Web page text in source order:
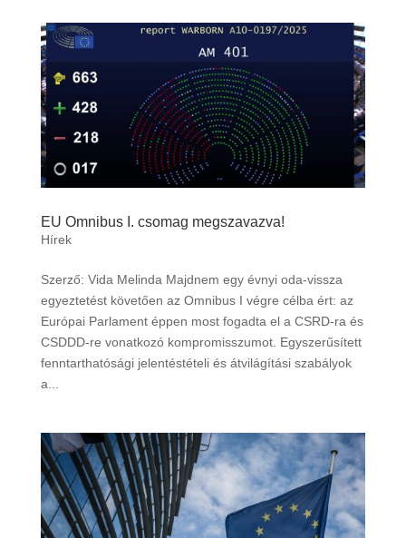
EU Omnibus I. csomag megszavazva!
Hírek
Szerző: Vida Melinda Majdnem egy évnyi oda-vissza
egyeztetést követően az Omnibus I végre célba ért: az
Európai Parlament éppen most fogadta el a CSRD-ra és
CSDDD-re vonatkozó kompromisszumot. Egyszerűsített
fenntarthatósági jelentéstételi és átvilágítási szabályok
a...